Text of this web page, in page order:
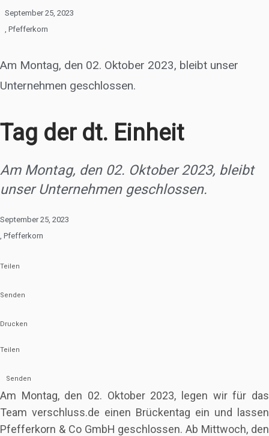
September 25, 2023
Pfefferkorn
Am Montag, den 02. Oktober 2023, bleibt unser
Unternehmen geschlossen.
Tag der dt. Einheit
Am Montag, den 02. Oktober 2023, bleibt
unser Unternehmen geschlossen.
September 25, 2023
Pfefferkorn
Teilen
Senden
Drucken
Teilen
Senden
Am Montag, den 02. Oktober 2023, legen wir für das
Team verschluss.de einen Brückentag ein und lassen
Pfefferkorn & Co GmbH geschlossen. Ab Mittwoch, den